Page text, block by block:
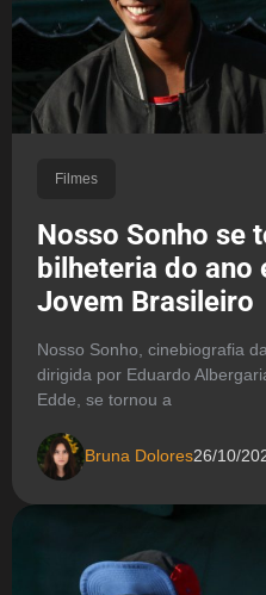
Filmes
Nosso Sonho se
bilheteria do ano
Jovem Brasileiro
Nosso Sonho, cinebiografia
dirigida por Eduardo
Edde, se tornou a
Bruna Dolores26/10/